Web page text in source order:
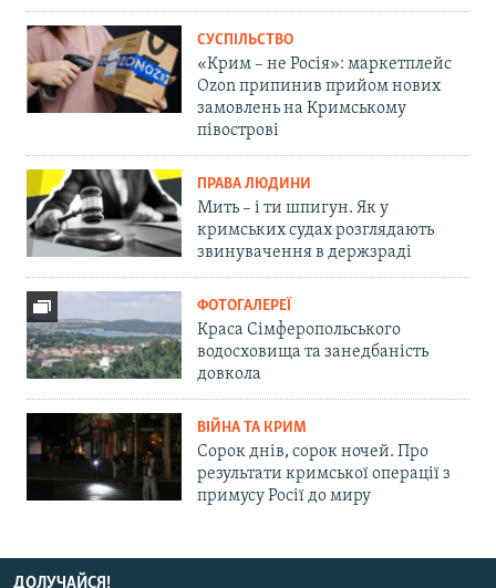
СУСПІЛЬСТВО
«Крим – не Росія»: маркетплейс
Ozon припинив прийом нових
замовлень на Кримському
півострові
ПРАВА ЛЮДИНИ
Мить – і ти шпигун. Як у
кримських судах розглядають
звинувачення в держзраді
ФОТОГАЛЕРЕЇ
Краса Сімферопольського
водосховища та занедбаність
довкола
ВІЙНА ТА КРИМ
Сорок днів, сорок ночей. Про
результати кримської операції з
примусу Росії до миру
ДОЛУЧАЙСЯ!